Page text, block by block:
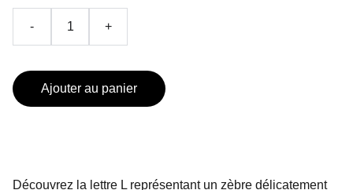
- +
Ajouter au panier
Découvrez la lettre L représentant un zèbre délicatement